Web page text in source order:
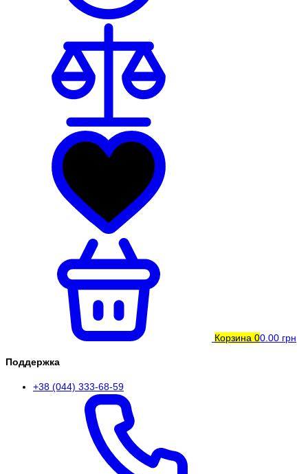
Корзина 00.00 грн
Поддержка
+38 (044) 333-68-59